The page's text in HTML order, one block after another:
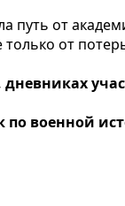
путь от
от
по военной